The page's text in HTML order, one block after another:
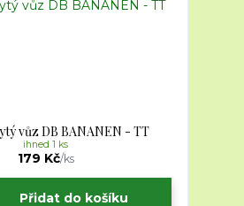
vůz DB BANANEN - TT
179 Kč/ks
ihned 1 ks
Přidat do košíku